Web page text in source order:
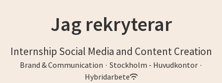
Jag rekryterar
Internship Social Media and Content Creation
Brand & Communication · Stockholm - Huvudkontor ·
Hybridarbete